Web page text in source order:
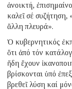
ἀνοικτή,
καλεῖ σέ συζήτηση,
ἄλλη πλευρά».
Ὁ κυβερνητικός
ὅτι ἀπό τόν
ἤδη ἔχουν
βρίσκονται ὑπό
βρεθεῖ λύση καί